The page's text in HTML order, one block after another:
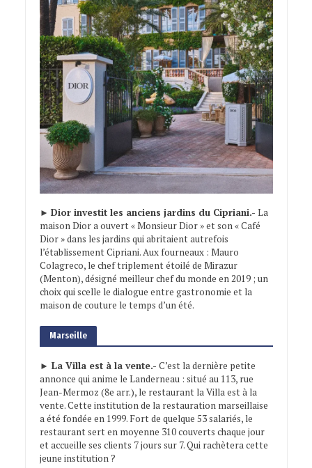
► Dior investit les anciens jardins du Cipriani.- La
maison Dior a ouvert « Monsieur Dior » et son « Café
Dior » dans les jardins qui abritaient autrefois
l’établissement Cipriani. Aux fourneaux : Mauro
Colagreco, le chef triplement étoilé de Mirazur
(Menton), désigné meilleur chef du monde en 2019 ; un
choix qui scelle le dialogue entre gastronomie et la
maison de couture le temps d’un été.
Marseille
► La Villa est à la vente.- C’est la dernière petite
annonce qui anime le Landerneau : situé au 113, rue
Jean-Mermoz (8e arr.), le restaurant la Villa est à la
vente. Cette institution de la restauration marseillaise
a été fondée en 1999. Fort de quelque 53 salariés, le
restaurant sert en moyenne 310 couverts chaque jour
et accueille ses clients 7 jours sur 7. Qui rachètera cette
jeune institution ?